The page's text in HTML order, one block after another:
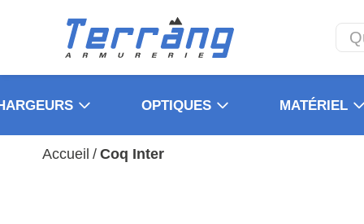
OPTIQUES MATÉRIEL
Accueil / Coq Inter